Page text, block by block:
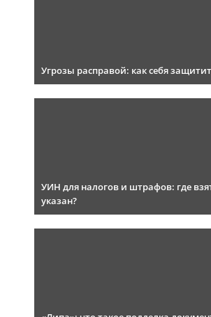
Угрозы расправой: как себя
УИН для налогов и штрафов: где
указан?